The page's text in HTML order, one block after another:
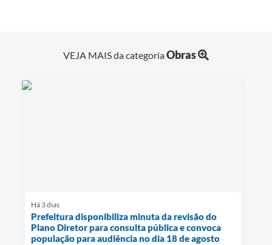
VEJA MAIS da categoriaObras
Há 3 dias
Prefeitura disponibiliza minuta da revisão do
Plano Diretor para consulta pública e convoca
população para audiência no dia 18 de agosto